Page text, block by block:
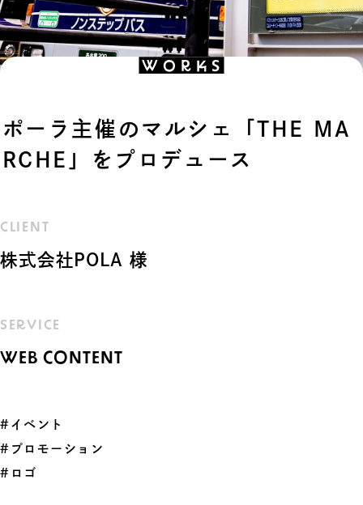
WORKS
ポーラ主催のマルシェ「THE MA
RCHE」をプロデュース
CLIENT
株式会社POLA 様
SERVICE
WEB CONTENT
#イベント
#プロモーション
#ロゴ